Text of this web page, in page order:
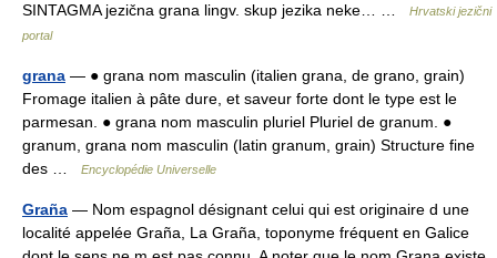
SINTAGMA jezična grana lingv. skup jezika neke… …
Hrvatski jezični
portal
grana — ● grana nom masculin (italien grana, de grano, grain)
Fromage italien à pâte dure, et saveur forte dont le type est le
parmesan. ● grana nom masculin pluriel Pluriel de granum. ●
granum, grana nom masculin (latin granum, grain) Structure fine
des …
Encyclopédie Universelle
Graña — Nom espagnol désignant celui qui est originaire d une
localité appelée Graña, La Graña, toponyme fréquent en Galice